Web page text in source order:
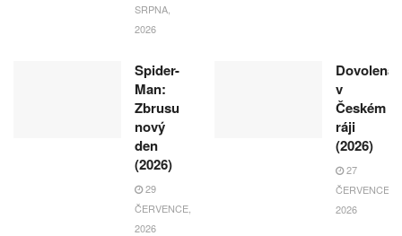
SRPNA,
2026
Spider-
Man:
Zbrusu
nový
den
(2026)
29
ČERVENCE,
2026
Dovolená
v
Českém
ráji
(2026)
27
ČERVENCE,
2026